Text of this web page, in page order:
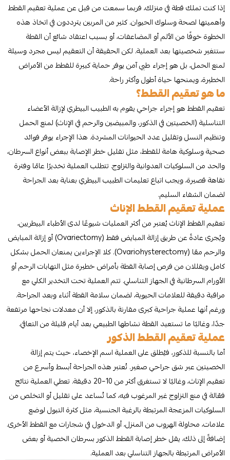
إذا كنت تملك قطة في منزلك، فربما سمعت من قبل عن عملية تعقيم القطط
وأهميتها لصحة وسلوك الحيوان. كثير من المربين يترددون في اتخاذ هذه
الخطوة خوفًا من الألم أو المضاعفات، أو بسبب اعتقاد شائع أن القطة
ستتغير شخصيتها بعد العملية. لكن الحقيقة أن التعقيم ليس مجرد وسيلة
لمنع الحمل، بل هو إجراء طبي آمن يوفر حماية كبيرة للقطط من الأمراض
الخطيرة، ويمنحها حياة أطول وأكثر راحة.
ما هو تعقيم القطط؟
تعقيم القطط هو إجراء جراحي يقوم به الطبيب البيطري لإزالة الأعضاء
التناسلية (الخصيتين في الذكور، والمبيضين والرحم في الإناث) لمنع الحمل
وتنظيم النسل وتقليل عدد الحيوانات المشردة. هذا الإجراء يوفر فوائد
صحية وسلوكية هامة للقطط، مثل تقليل خطر الإصابة ببعض أنواع السرطان،
والحد من السلوكيات العدوانية والتزاوج. تتطلب العملية تخديرًا عامًا وفترة
نقاهة قصيرة، ويجب اتباع تعليمات الطبيب البيطري بعناية بعد الجراحة
لضمان الشفاء السليم.
عملية تعقيم القطط الإناث
تعقيم القطط الإناث يُعتبر من أكثر العمليات شيوعًا لدى الأطباء البيطريين،
ويُجرى عادةً عن طريق إزالة المبايض فقط (Ovariectomy) أو إزالة المبايض
والرحم معًا (Ovariohysterectomy). كلا الإجراءين يمنعان الحمل بشكل
كامل ويقللان من فرص إصابة القطة بأمراض خطيرة مثل التهابات الرحم أو
الأورام السرطانية في الجهاز التناسلي. تتم العملية تحت التخدير الكلي مع
مراقبة دقيقة للعلامات الحيوية، لضمان سلامة القطة أثناء وبعد الجراحة.
ورغم أنها عملية جراحية كبرى مقارنة بالذكور، إلا أن معدلات نجاحها مرتفعة
جدًا، وغالبًا ما تستعيد القطة نشاطها الطبيعي بعد أيام قليلة من التعافي.
عملية تعقيم القطط الذكور
أما بالنسبة للذكور، فيُطلق على العملية اسم الإخصاء، حيث يتم إزالة
الخصيتين عبر شق جراحي صغير. تُعتبر هذه الجراحة أبسط وأسرع من
تعقيم الإناث، وغالبًا لا تستغرق أكثر من 10–20 دقيقة. تعطي العملية نتائج
فعّالة في منع التزاوج غير المرغوب فيه، كما تُساعد على تقليل أو التخلص من
السلوكيات المزعجة المرتبطة بالرغبة الجنسية، مثل كثرة التبول لوضع
علامات، محاولة الهروب من المنزل، أو الدخول في شجارات مع القطط الأخرى.
إضافةً إلى ذلك، يقل خطر إصابة القطط الذكور بسرطان الخصية أو بعض
الأمراض المرتبطة بالجهاز التناسلي بعد العملية.